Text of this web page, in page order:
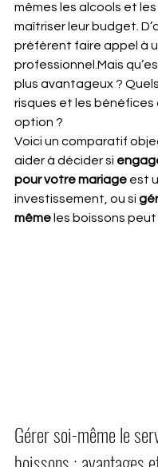
mêmes les alcools et
maîtriser leur budget.
préfèrent faire appel à
professionnel.Mais
plus avantageux ?
risques et les bénéfices
option ?
Voici un comparatif
aider à décider si
pour votre mariage est
investissement, ou si
même les boissons peut
Gérer soi-même le